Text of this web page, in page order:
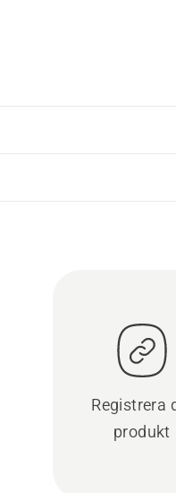
Registrera
produkt